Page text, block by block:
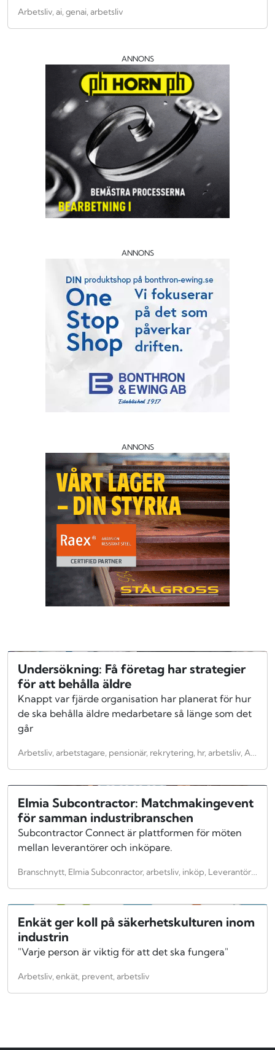
Arbetsliv, ai, genai, arbetsliv
ANNONS
ANNONS
ANNONS
Undersökning: Få företag har strategier
för att behålla äldre
Knappt var fjärde organisation har planerat för hur
de ska behålla äldre medarbetare så länge som det
går
Elmia Subcontractor: Matchmakingevent
för samman industribranschen
Subcontractor Connect är plattformen för möten
mellan leverantörer och inköpare.
Enkät ger koll på säkerhetskulturen inom
industrin
"Varje person är viktig för att det ska fungera"
Arbetsliv, enkät, prevent, arbetsliv